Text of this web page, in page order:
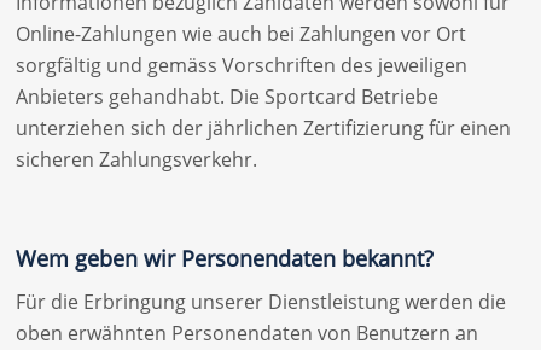
Online-Zahlungen wie auch bei Zahlungen vor Ort
sorgfältig und gemäss Vorschriften des jeweiligen
Anbieters gehandhabt. Die Sportcard Betriebe
unterziehen sich der jährlichen Zertifizierung für einen
sicheren Zahlungsverkehr.
Wem geben wir Personendaten bekannt?
Für die Erbringung unserer Dienstleistung werden die
oben erwähnten Personendaten von Benutzern an